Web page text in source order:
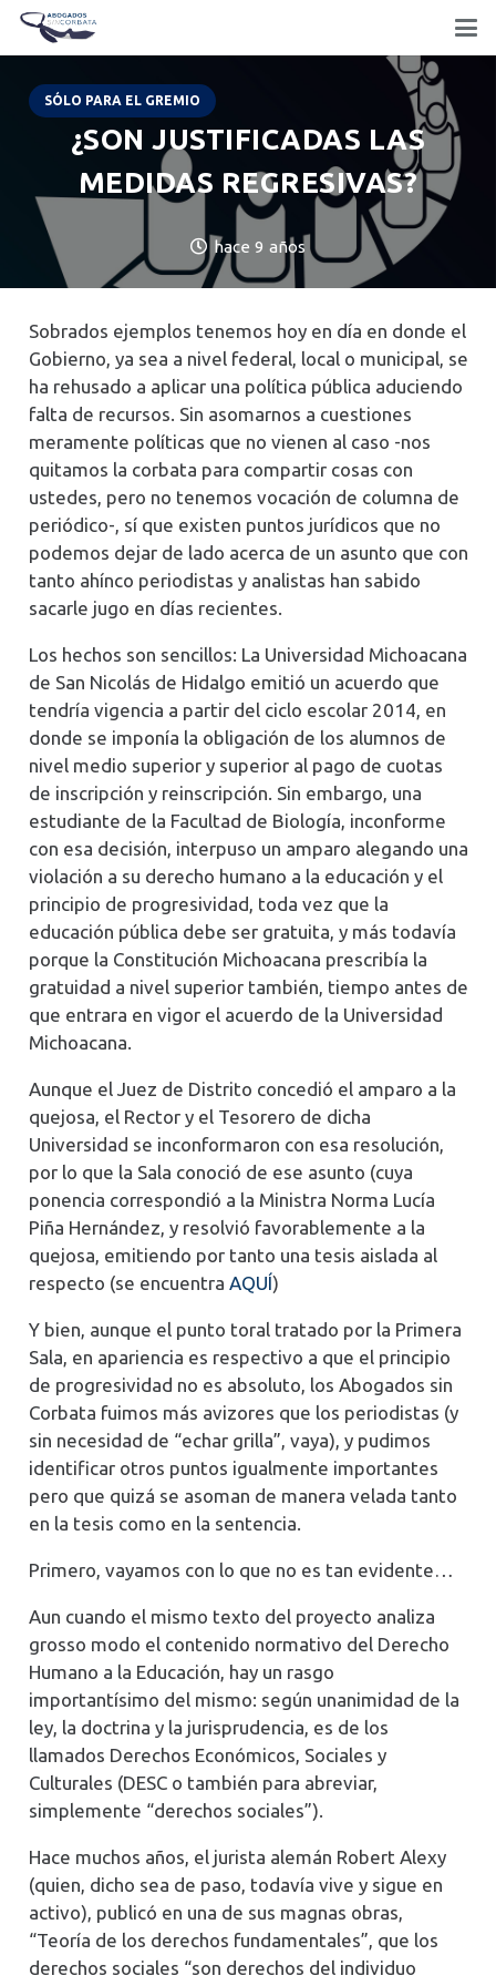
SÓLO PARA EL GREMIO
¿SON JUSTIFICADAS LAS
MEDIDAS REGRESIVAS?
hace 9 años
Sobrados ejemplos tenemos hoy en día en donde el
Gobierno, ya sea a nivel federal, local o municipal, se
ha rehusado a aplicar una política pública aduciendo
falta de recursos. Sin asomarnos a cuestiones
meramente políticas que no vienen al caso -nos
quitamos la corbata para compartir cosas con
ustedes, pero no tenemos vocación de columna de
periódico-, sí que existen puntos jurídicos que no
podemos dejar de lado acerca de un asunto que con
tanto ahínco periodistas y analistas han sabido
sacarle jugo en días recientes.
Los hechos son sencillos: La Universidad Michoacana
de San Nicolás de Hidalgo emitió un acuerdo que
tendría vigencia a partir del ciclo escolar 2014, en
donde se imponía la obligación de los alumnos de
nivel medio superior y superior al pago de cuotas
de inscripción y reinscripción. Sin embargo, una
estudiante de la Facultad de Biología, inconforme
con esa decisión, interpuso un amparo alegando una
violación a su derecho humano a la educación y el
principio de progresividad, toda vez que la
educación pública debe ser gratuita, y más todavía
porque la Constitución Michoacana prescribía la
gratuidad a nivel superior también, tiempo antes de
que entrara en vigor el acuerdo de la Universidad
Michoacana.
Aunque el Juez de Distrito concedió el amparo a la
quejosa, el Rector y el Tesorero de dicha
Universidad se inconformaron con esa resolución,
por lo que la Sala conoció de ese asunto (cuya
ponencia correspondió a la Ministra Norma Lucía
Piña Hernández, y resolvió favorablemente a la
quejosa, emitiendo por tanto una tesis aislada al
respecto (se encuentra AQUÍ)
Y bien, aunque el punto toral tratado por la Primera
Sala, en apariencia es respectivo a que el principio
de progresividad no es absoluto, los Abogados sin
Corbata fuimos más avizores que los periodistas (y
sin necesidad de “echar grilla”, vaya), y pudimos
identificar otros puntos igualmente importantes
pero que quizá se asoman de manera velada tanto
en la tesis como en la sentencia.
Primero, vayamos con lo que no es tan evidente…
Aun cuando el mismo texto del proyecto analiza
grosso modo el contenido normativo del Derecho
Humano a la Educación, hay un rasgo
importantísimo del mismo: según unanimidad de la
ley, la doctrina y la jurisprudencia, es de los
llamados Derechos Económicos, Sociales y
Culturales (DESC o también para abreviar,
simplemente “derechos sociales”).
Hace muchos años, el jurista alemán Robert Alexy
(quien, dicho sea de paso, todavía vive y sigue en
activo), publicó en una de sus magnas obras,
“Teoría de los derechos fundamentales”, que los
derechos sociales “son derechos del individuo